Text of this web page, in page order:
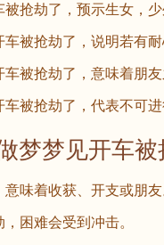
劫了，预示生女，少
抢劫了，说明若有耐
抢劫了，意味着朋友
抢劫了，代表不可进
梦见开车被
着收获、开支或朋友
困难会受到冲击。